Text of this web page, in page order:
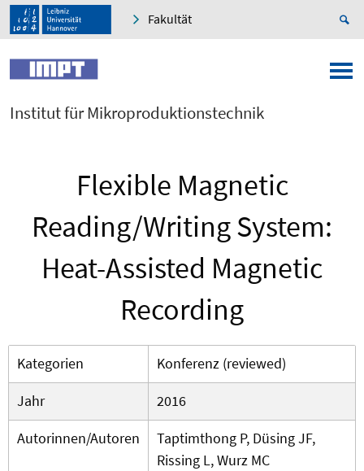
Fakultät
Institut für Mikroproduktionstechnik
Flexible Magnetic
Reading/Writing System:
Heat-Assisted Magnetic
Recording
Kategorien
Konferenz (reviewed)
Jahr
2016
Autorinnen/Autoren
Taptimthong P, Düsing JF,
Rissing L, Wurz MC